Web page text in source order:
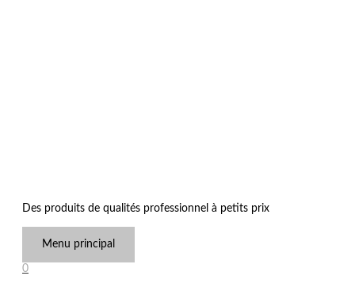
Des produits de qualités professionnel à petits prix
Menu principal
0